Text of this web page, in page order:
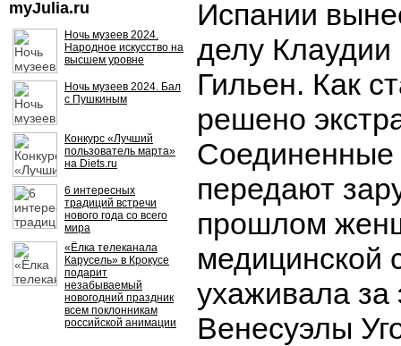
myJulia.ru
Ночь музеев 2024.
Народное искусство на
высшем уровне
Ночь музеев 2024. Бал
с Пушкиным
Конкурс «Лучший
пользователь марта»
на Diets.ru
6 интересных
традиций встречи
нового года со всего
мира
«Ёлка телеканала
Карусель» в Крокусе
подарит
незабываемый
новогодний праздник
всем поклонникам
российской анимации
Испании
делу
Гильен. Как
решено
передают
прошлом
медицинской
ухаживала за
Венесуэлы